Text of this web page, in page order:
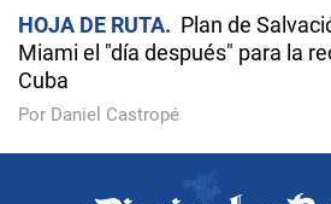
HOJA DE RUTA
Plan de
Miami el "día después" para la
Cuba
Por Daniel Castropé